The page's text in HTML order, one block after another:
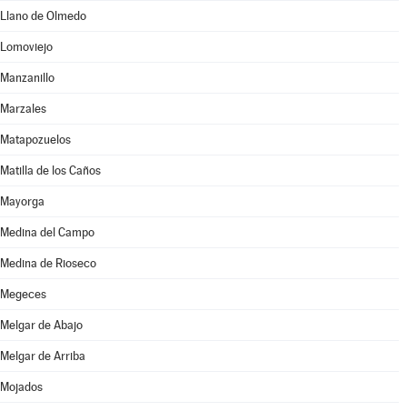
Llano de Olmedo
Lomoviejo
Manzanillo
Marzales
Matapozuelos
Matilla de los Caños
Mayorga
Medina del Campo
Medina de Rioseco
Megeces
Melgar de Abajo
Melgar de Arriba
Mojados